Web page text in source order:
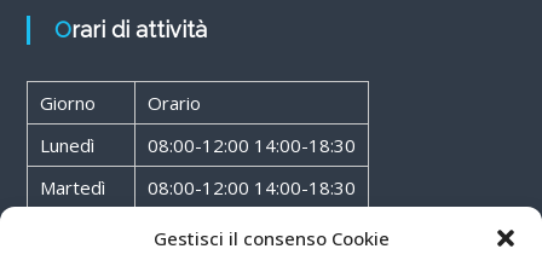
Gestisci il consenso Cookie
Orari di attività
Giorno
Orario
Lunedì
08:00-12:00 14:00-18:30
Martedì
08:00-12:00 14:00-18:30
08:00-12:00 14:00-18:30